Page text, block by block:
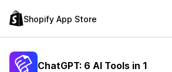
Shopify App Store
ChatGPT: 6 AI Tools in 1